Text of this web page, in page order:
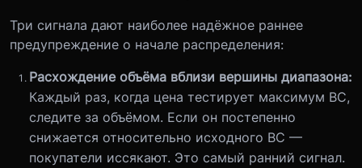
Три сигнала дают наиболее надёжное раннее
предупреждение о начале распределения:
Расхождение объёма вблизи вершины диапазона:
Каждый раз, когда цена тестирует максимум BC,
следите за объёмом. Если он постепенно
снижается относительно исходного BC —
покупатели иссякают. Это самый ранний сигнал.